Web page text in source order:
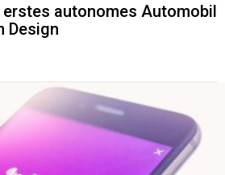
erstes autonomes Automobil
Design